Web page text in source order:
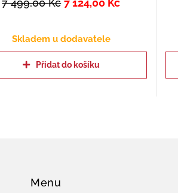
Skladem u dodavatele
Přidat do košíku
Menu